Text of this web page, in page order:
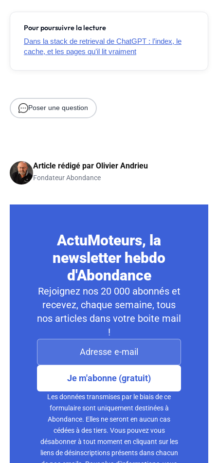
Pour poursuivre la lecture
Dans la stack de retrieval de ChatGPT : l’index, le
cache, et les pages qu’il lit vraiment
Poser une question
Article rédigé par Olivier Andrieu
Fondateur Abondance
ActuMoteurs, la
newsletter hebdo
d'Abondance
Rejoignez nos 20 000 abonnés et
recevez, chaque semaine, tous
nos articles dans votre boite mail
!
Je m'abonne (gratuit)
Les données transmises par le biais de ce
formulaire sont uniquement destinées à
Abondance. Elles ne seront en aucun cas
cédées à des tiers. Vous pouvez vous
désabonner à tout moment en cliquant sur les
liens de désinscriptions présents dans chacun